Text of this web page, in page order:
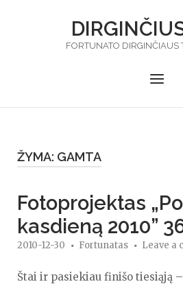
FORTUNATO DIRGINČIAUS
Menu
ŽYMA: GAMTA
Fotoprojektas
kasdieną 2010”
2010-12-30 Fortunatas Leave a
Štai ir pasiekiau finišo tiesiąją